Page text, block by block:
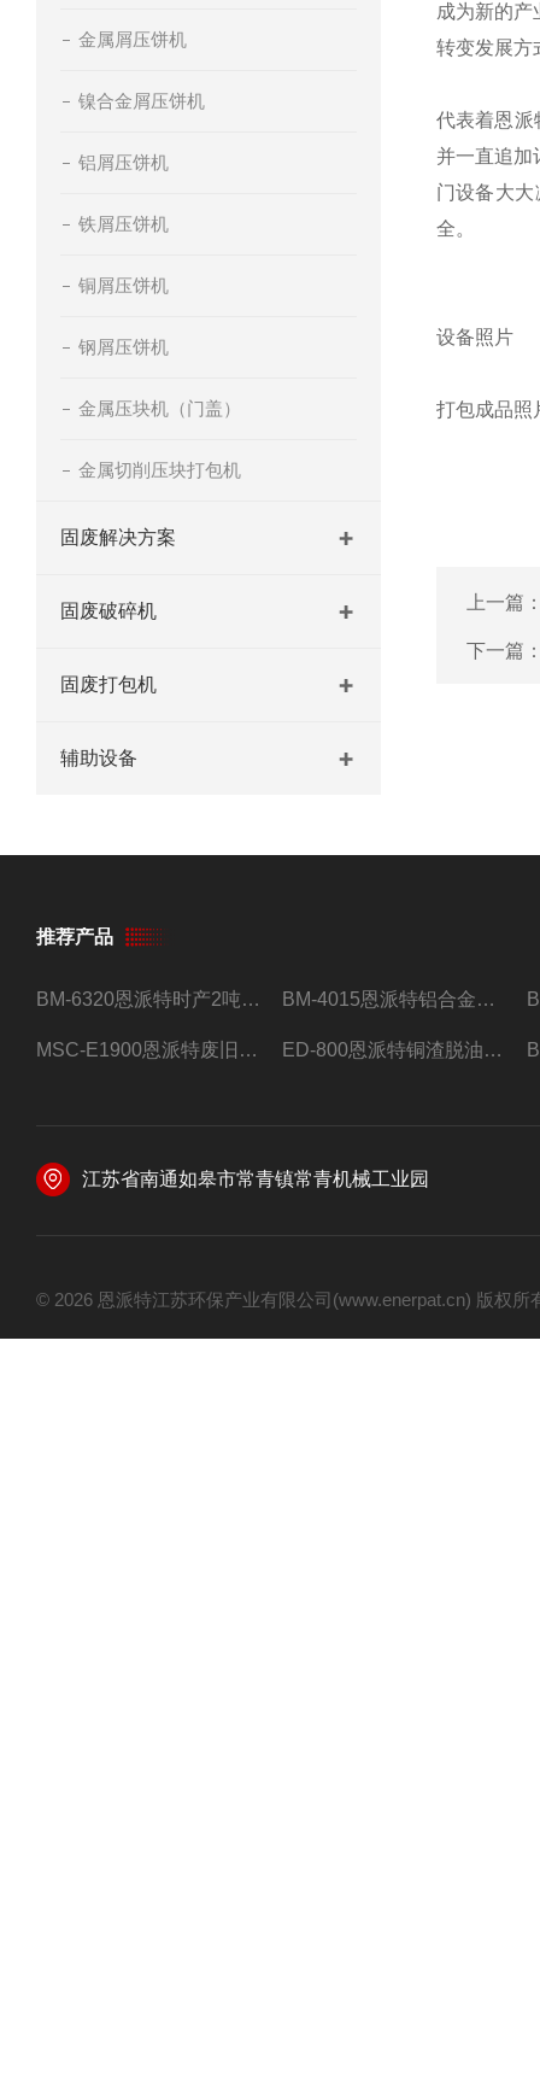
金属屑压饼机
镍合金屑压饼机
铝屑压饼机
铁屑压饼机
铜屑压饼机
钢屑压饼机
金属压块机（门盖）
金属切削压块打包机
固废解决方案
固废破碎机
固废打包机
辅助设备
成为新的
转变发展方
代表着恩派
并一直追加
门设备大
全。
设备照片
打包成品照
上一篇
下一篇
推荐产品
BM-6320恩派特时产2吨合金钢屑压饼机 BM-4015恩派特铝合金屑压饼机 脱油效果好
MSC-E1900恩派特废旧锂电池极片破碎处理设备 ED-800恩派特铜渣脱油机废铜屑铝屑甩油机
江苏省南通如皋市常青镇常青机械工业园
© 2026 恩派特江苏环保产业有限公司(www.enerpat.cn) 版权